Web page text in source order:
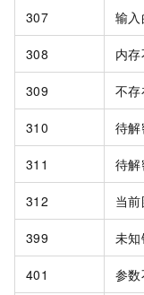
307 输入
308 内存
309 不存
310 待解
311 待解
312 当
399 未知
401 参数